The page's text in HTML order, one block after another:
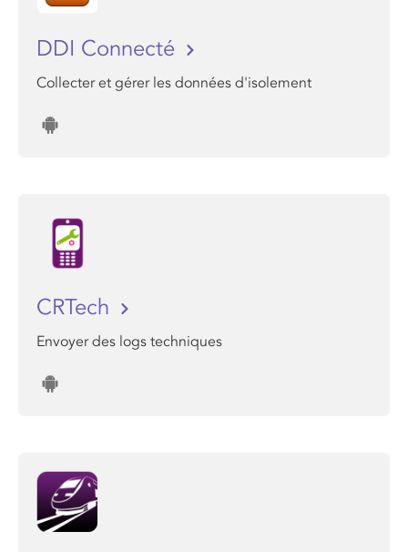
DDI Connecté
Collecter et gérer les données d'isolement
CRTech
Envoyer des logs techniques